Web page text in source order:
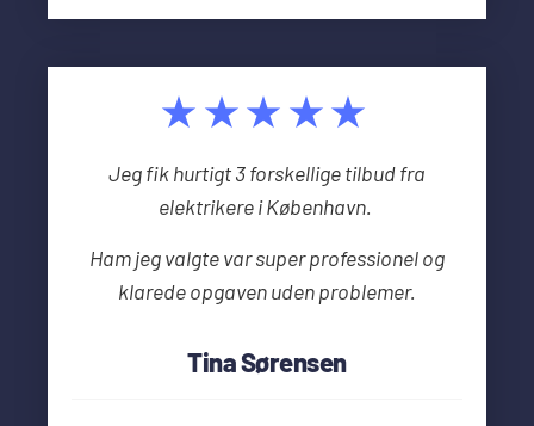
★★★★★
Jeg fik hurtigt 3 forskellige tilbud fra
elektrikere i København.
Ham jeg valgte var super professionel og
klarede opgaven uden problemer.
Tina Sørensen